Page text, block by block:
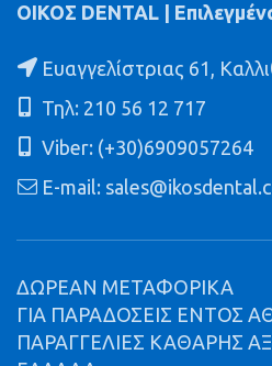
ΟΙΚΟΣ DENTAL |
Ευαγγελίστριας 61,
Τηλ: 210 56 12 717
Viber: (+30)6909057264
E-mail:
ΔΩΡΕΑΝ ΜΕΤΑΦΟΡΙΚΑ
ΓΙΑ ΠΑΡΑΔΟΣΕΙΣ ΕΝΤΟΣ
ΠΑΡΑΓΓΕΛΙΕΣ ΚΑΘΑΡΗΣ